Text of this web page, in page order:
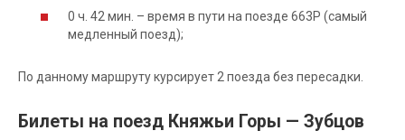
0 ч. 42 мин. – время в пути на поезде 663Р (самый
медленный поезд);
По данному маршруту курсирует 2 поезда без пересадки.
Билеты на поезд Княжьи Горы — Зубцов